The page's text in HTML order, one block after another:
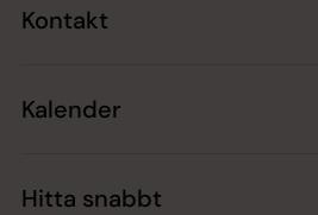
Kontakt
Kalender
Hitta snabbt